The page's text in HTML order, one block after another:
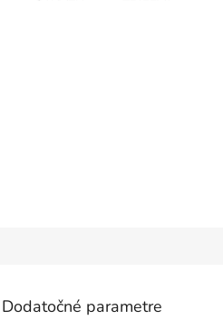
Dodatočné parametre